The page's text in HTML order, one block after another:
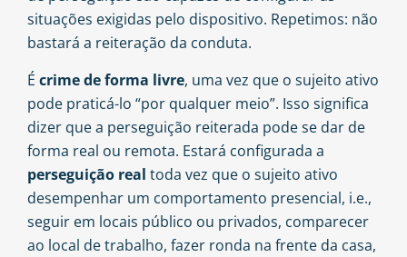
situações exigidas pelo dispositivo. Repetimos: não
bastará a reiteração da conduta.
É crime de forma livre, uma vez que o sujeito ativo
pode praticá-lo “por qualquer meio”. Isso significa
dizer que a perseguição reiterada pode se dar de
forma real ou remota. Estará configurada a
perseguição real toda vez que o sujeito ativo
desempenhar um comportamento presencial, i.e.,
seguir em locais público ou privados, comparecer
ao local de trabalho, fazer ronda na frente da casa,